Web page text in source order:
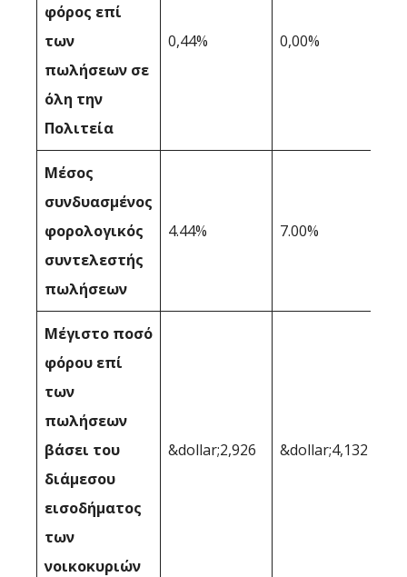
φόρος επί
των
πωλήσεων σε
όλη την
Πολιτεία
0,44% 0,00%
Μέσος
συνδυασμένος
φορολογικός
συντελεστής
πωλήσεων
4.44% 7.00%
Μέγιστο ποσό
φόρου επί
των
πωλήσεων
βάσει του
διάμεσου
εισοδήματος
των
νοικοκυριών
&dollar;2,926 &dollar;4,132